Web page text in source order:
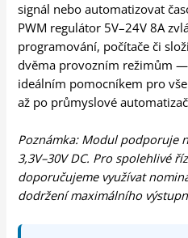
signál nebo automatizovat
PWM regulátor 5V–24V 8A
programování, počítače či
dvěma provozním režimům —
ideálním pomocníkem pro
až po průmyslové
Poznámka: Modul podporuje
3,3V–30V DC. Pro spolehlivé
doporučujeme využívat
dodržení maximálního